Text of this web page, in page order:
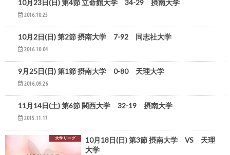
10月23日(日) 第4節 立命館大学 34-29 摂南大学
2016.10.25
ニュース
10月2日(日) 第2節 摂南大学 7-92 同志社大学
2016.10.04
ニュース
9月25日(日) 第1節 摂南大学 0-80 天理大学
2016.09.26
大学リーグ
11月14日(土) 第6節 関西大学 32-19 摂南大学
2015.11.17
大学リーグ
10月18日(日) 第3節 摂南大学 VS 天理
大学